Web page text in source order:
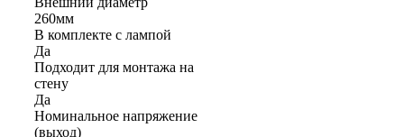
260мм
В комплекте с лампой
Да
Подходит для монтажа на
стену
Да
Номинальное напряжение
(выход)